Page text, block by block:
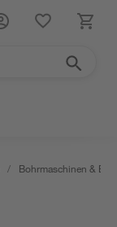
/ Bohrmaschinen &